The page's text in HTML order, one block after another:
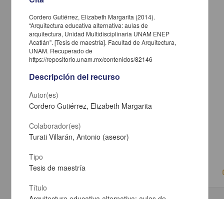
Intencionalidad de horizonte y vida afectiva: un estudio sobre Husserl
Quepons Ramírez, Ignacio
Artes y Humanidades
Cordero Gutiérrez, Elizabeth Margarita (2014).
“Arquitectura educativa alternativa: aulas de
arquitectura, Unidad Multidisciplinaria UNAM ENEP
Acatlán”. [Tesis de maestría]. Facultad de Arquitectura,
UNAM. Recuperado de
https://repositorio.unam.mx/contenidos/82146
Descripción del recurso
Autor(es)
Cordero Gutiérrez, Elizabeth Margarita
Colaborador(es)
Turati Villarán, Antonio (asesor)
Tipo
Tesis de maestría
Título